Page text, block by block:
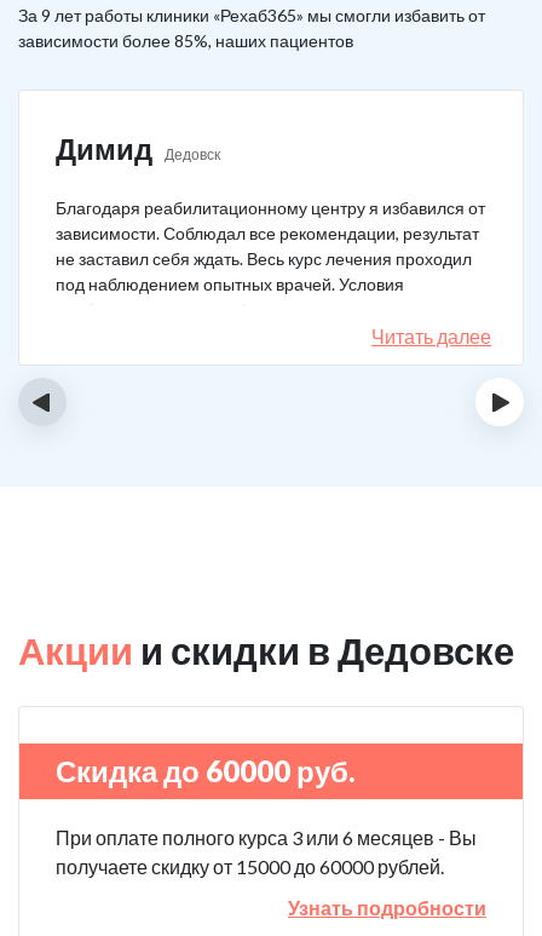
За 9 лет работы клиники «Рехаб365» мы смогли избавить от
зависимости более 85%, наших пациентов
Димид Дедовск
Благодаря реабилитационному центру я избавился от
зависимости. Соблюдал все рекомендации, результат
не заставил себя ждать. Весь курс лечения проходил
под наблюдением опытных врачей. Условия
пребывания супер комфортные: вкусная еда, уютно,
есть все необходимое для жизни. У меня не возникало
никаких стрессовых ситуаций.
Читать далее
‹ ›
Акции и скидки в Дедовске
Скидка до 60000 руб.
При оплате полного курса 3 или 6 месяцев - Вы
получаете скидку от 15000 до 60000 рублей.
Узнать подробности